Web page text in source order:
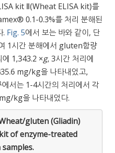
kit Ⅱ(Wheat ELISA kit)를
0.1-0.3%를 처리 분해된
. Fig. 5에서 보는 바와 같이, 단
1시간 분해에서 gluten함량
1,343.2 ×g, 3시간 처리에
mg/kg을 나타내었고,
서는 1-4시간의 처리에서 각
kg을 나타내었다.
gluten (Gliadin)
kit of enzyme-treated